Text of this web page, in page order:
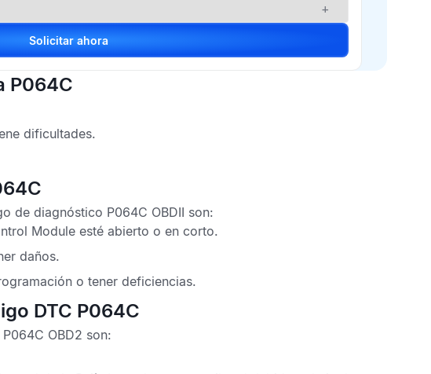
+
Solicitar ahora
P064C
dificultades.
de diagnóstico P064C OBDII son:
Module esté abierto o en corto.
daños.
o tener deficiencias.
DTC P064C
OBD2 son: